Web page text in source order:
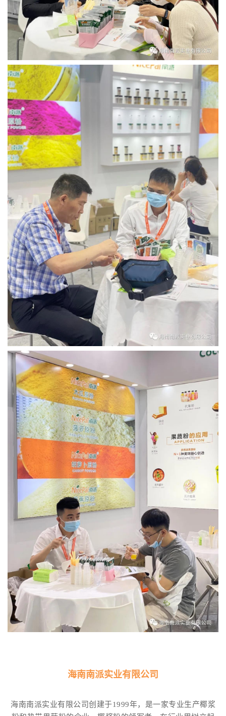
海南南派实业有限公司
海南南派实业有限公司创建于1999年，是一家专业生产椰浆